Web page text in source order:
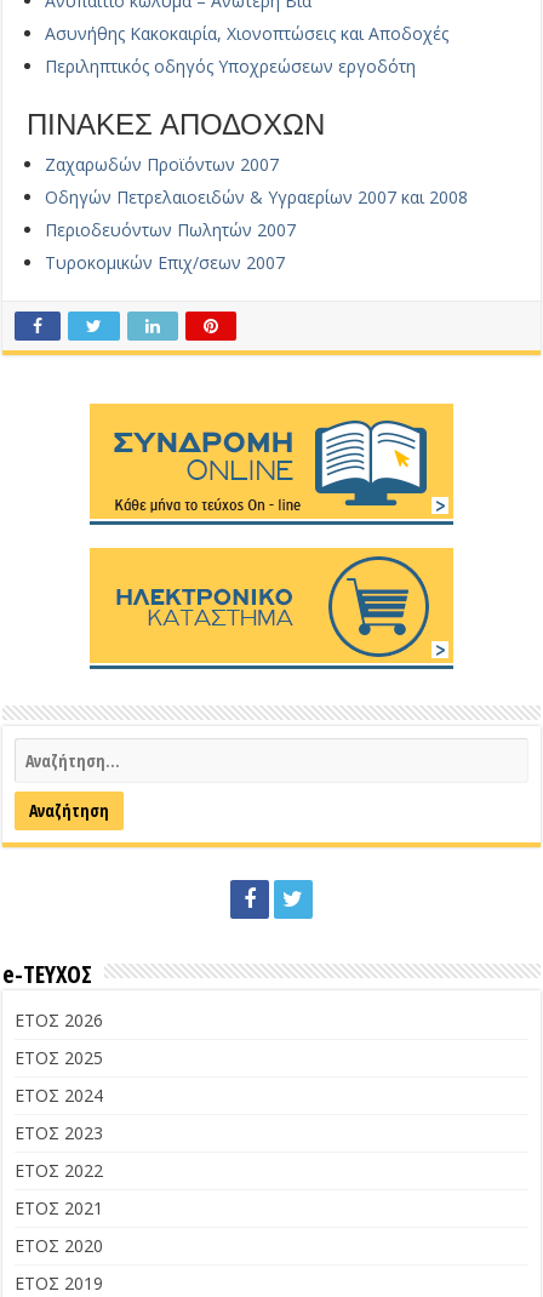
Ασυνήθης Κακοκαιρία, Χιονοπτώσεις και Αποδοχές
Περιληπτικός οδηγός Υποχρεώσεων εργοδότη
ΠΙΝΑΚΕΣ ΑΠΟΔΟΧΩΝ
Ζαχαρωδών Προϊόντων 2007
Οδηγών Πετρελαιοειδών & Υγραερίων 2007 και 2008
Περιοδευόντων Πωλητών 2007
Τυροκομικών Επιχ/σεων 2007
e-ΤΕΥΧΟΣ
ΕΤΟΣ 2026
ΕΤΟΣ 2025
ΕΤΟΣ 2024
ΕΤΟΣ 2023
ΕΤΟΣ 2022
ΕΤΟΣ 2021
ΕΤΟΣ 2020
ΕΤΟΣ 2019